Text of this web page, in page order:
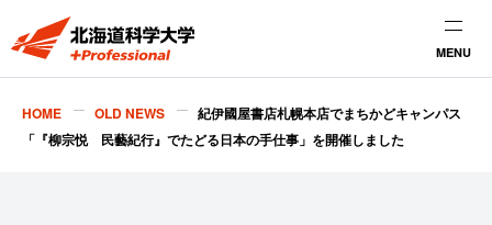
MENU
HOME OLD NEWS
紀伊國屋書店札幌本店でまちかどキャンパス
「『柳宗悦 民藝紀行』でたどる日本の手仕事」を開催しました